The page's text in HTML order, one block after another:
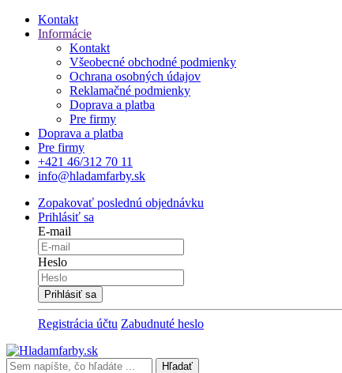
Kontakt
Informácie
Kontakt
Všeobecné obchodné podmienky
Ochrana osobných údajov
Reklamačné podmienky
Doprava a platba
Pre firmy
Doprava a platba
Pre firmy
+421 46/312 70 11
info@hladamfarby.sk
Zopakovať poslednú objednávku
Prihlásiť sa
E-mail
Heslo
Registrácia účtu Zabudnuté heslo
Hľadať